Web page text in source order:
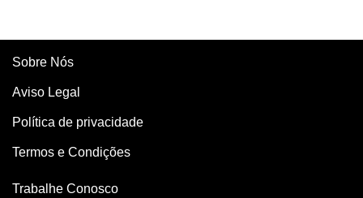
Sobre Nós
Aviso Legal
Política de privacidade
Termos e Condições
Trabalhe Conosco